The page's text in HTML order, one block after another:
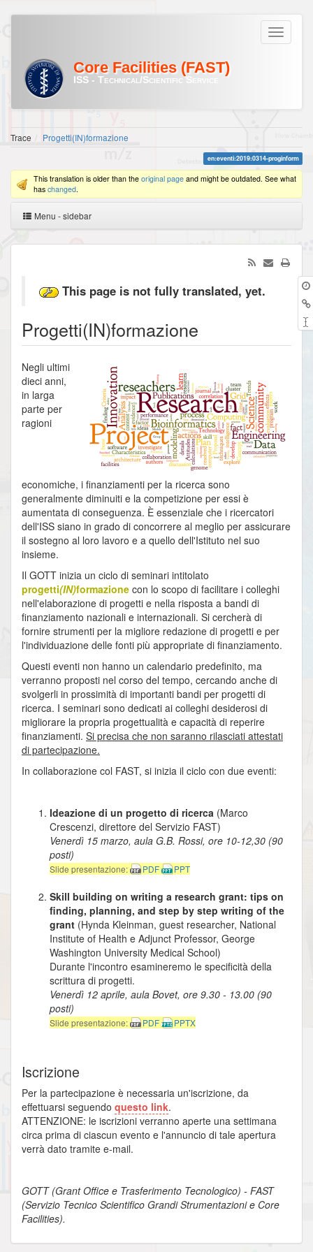
Core Facilities (FAST)
ISS - Technical/Scientific Service
Trace Progetti(IN)formazione
en:eventi:2019:0314-proginform
This translation is older than the original page and might be outdated. See what
has changed.
Menu - sidebar
This page is not fully translated, yet.
Progetti(IN)formazione
Negli ultimi
dieci anni,
in larga
parte per
ragioni
economiche, i finanziamenti per la ricerca sono
generalmente diminuiti e la competizione per essi è
aumentata di conseguenza. È essenziale che i ricercatori
dell'ISS siano in grado di concorrere al meglio per assicurare
il sostegno al loro lavoro e a quello dell'Istituto nel suo
insieme.
Il GOTT inizia un ciclo di seminari intitolato
progetti(IN)formazione con lo scopo di facilitare i colleghi
nell'elaborazione di progetti e nella risposta a bandi di
finanziamento nazionali e internazionali. Si cercherà di
fornire strumenti per la migliore redazione di progetti e per
l'individuazione delle fonti più appropriate di finanziamento.
Questi eventi non hanno un calendario predefinito, ma
verranno proposti nel corso del tempo, cercando anche di
svolgerli in prossimità di importanti bandi per progetti di
ricerca. I seminari sono dedicati ai colleghi desiderosi di
migliorare la propria progettualità e capacità di reperire
finanziamenti. Si precisa che non saranno rilasciati attestati
di partecipazione.
In collaborazione col FAST, si inizia il ciclo con due eventi:
Ideazione di un progetto di ricerca (Marco
Crescenzi, direttore del Servizio FAST)
Venerdì 15 marzo, aula G.B. Rossi, ore 10-12,30 (90
posti)
Slide presentazione: PDF PPT
Skill building on writing a research grant: tips on
finding, planning, and step by step writing of the
grant (Hynda Kleinman, guest researcher, National
Institute of Health e Adjunct Professor, George
Washington University Medical School)
Durante l'incontro esamineremo le specificità della
scrittura di progetti.
Venerdì 12 aprile, aula Bovet, ore 9.30 - 13.00 (90
posti)
Slide presentazione: PDF PPTX
Iscrizione
Per la partecipazione è necessaria un'iscrizione, da
effettuarsi seguendo questo link.
ATTENZIONE: le iscrizioni verranno aperte una settimana
circa prima di ciascun evento e l'annuncio di tale apertura
verrà dato tramite e-mail.
GOTT (Grant Office e Trasferimento Tecnologico) - FAST
(Servizio Tecnico Scientifico Grandi Strumentazioni e Core
Facilities).